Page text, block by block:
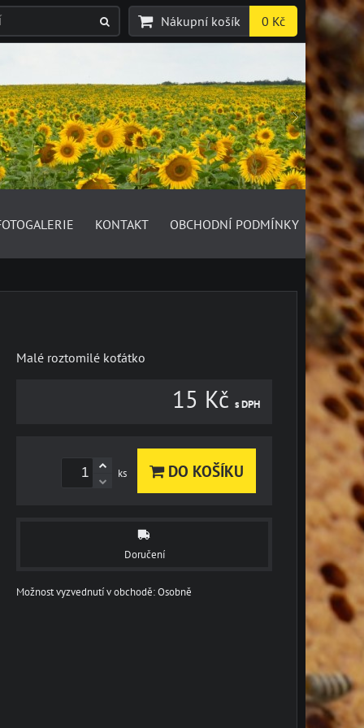
Nákupní košík 0 Kč
KONTAKT OBCHODNÍ PODMÍNKY
Malé roztomilé koťátko
15 Kč s DPH
ks DO KOŠÍKU
Doručení
Osobně